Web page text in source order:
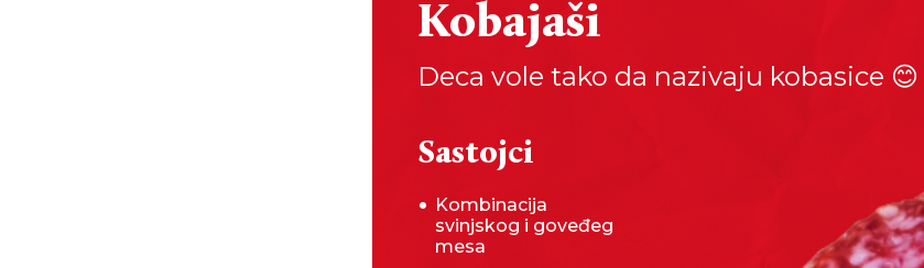
Kobajaši
Deca vole tako da nazivaju kobasice 😊
Sastojci
Kombinacija
svinjskog i goveđeg
mesa